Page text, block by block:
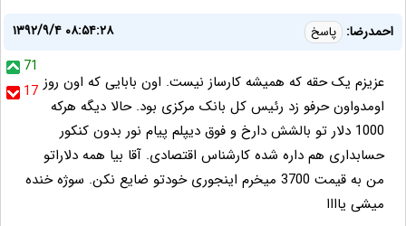
احمدرضا: پاسخ
۱۳۹۲/۹/۴ ۰۸:۵۴:۲۸
71
17 عزیزم یک حقه که همیشه کارساز نیست. اون بابایی که اون روز
اومدواون حرفو زد رئیس کل بانک مرکزی بود. حالا دیگه هرکه
1000 دلار تو بالشش دارخ و فوق دیپلم پیام نور بدون کنکور
حسابداری هم داره شده کارشناس اقتصادی. آقا بیا همه دلاراتو
من به قیمت 3700 میخرم اینجوری خودتو ضایع نکن. سوژه خنده
میشی یاااا